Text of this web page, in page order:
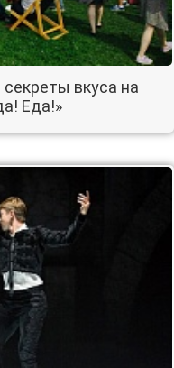
вкуса на
Еда!»